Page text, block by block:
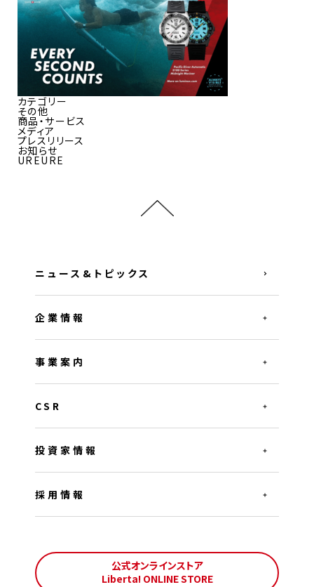
カテゴリー
その他
商品・サービス
メディア
プレスリリース
お知らせ
UREURE
ニュース&トピックス
企業情報
事業案内
CSR
投資家情報
採用情報
公式オンラインストア
Liberta! ONLINE STORE